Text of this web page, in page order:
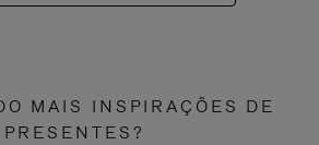
MAIS INSPIRAÇÕES DE
PRESENTES?